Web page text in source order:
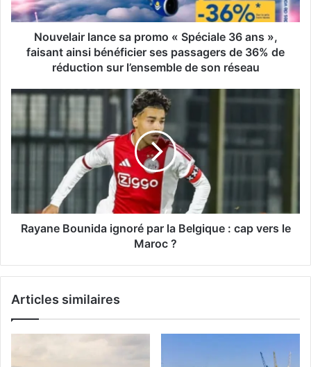
i
r
e
p
«
c
a
Nouvelair lance sa promo « Spéciale 36 ans »,
faisant ainsi bénéficier ses passagers de 36% de
réduction sur l’ensemble de son réseau
R
y
a
u
g
Rayane Bounida ignoré par la Belgique : cap vers le
Maroc ?
Articles similaires